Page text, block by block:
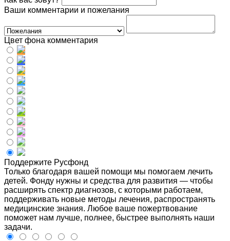
Ваши комментарии и пожелания
Цвет фона комментария
Поддержите Русфонд
Только благодаря вашей помощи мы помогаем лечить
детей. Фонду нужны и средства для развития — чтобы
расширять спектр диагнозов, с которыми работаем,
поддерживать новые методы лечения, распространять
медицинские знания. Любое ваше пожертвование
поможет нам лучше, полнее, быстрее выполнять наши
задачи.